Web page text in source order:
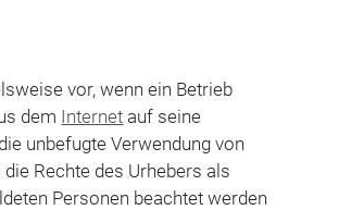
vor, wenn ein Betrieb
dem Internet auf seine
unbefugte Verwendung von
Rechte des Urhebers als
Personen beachtet werden